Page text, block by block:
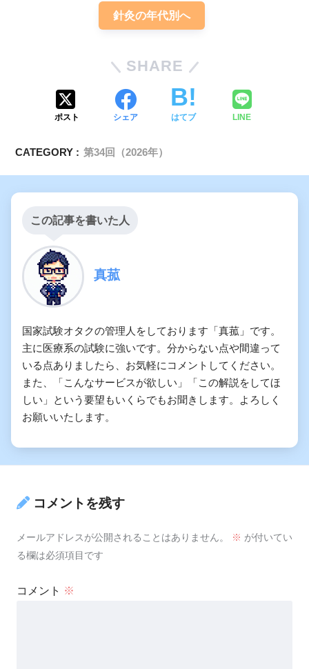
針灸の年代別へ
SHARE
ポスト シェア はてブ LINE
CATEGORY : 第34回（2026年）
この記事を書いた人
真菰
国家試験オタクの管理人をしております「真菰」です。
主に医療系の試験に強いです。分からない点や間違って
いる点ありましたら、お気軽にコメントしてください。
また、「こんなサービスが欲しい」「この解説をしてほ
しい」という要望もいくらでもお聞きします。よろしく
お願いいたします。
コメントを残す
メールアドレスが公開されることはありません。 ※ が付いてい
る欄は必須項目です
コメント ※